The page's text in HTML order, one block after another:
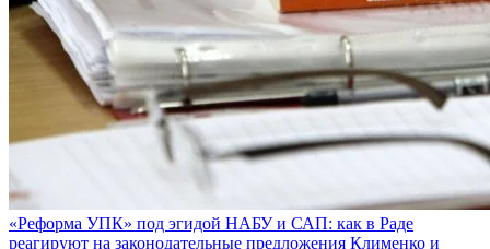
«Реформа УПК» под эгидой НАБУ и САП: как в Раде
реагируют на законодательные предложения Клименко и